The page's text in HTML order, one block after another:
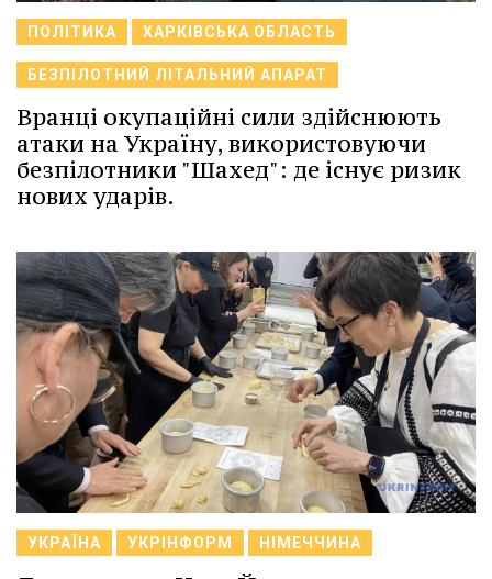
ПОЛІТИКА ХАРКІВСЬКА ОБЛАСТЬ
БЕЗПІЛОТНИЙ ЛІТАЛЬНИЙ АПАРАТ
Вранці окупаційні сили здійснюють
атаки на Україну, використовуючи
безпілотники "Шахед": де існує ризик
нових ударів.
УКРАЇНА УКРІНФОРМ НІМЕЧЧИНА